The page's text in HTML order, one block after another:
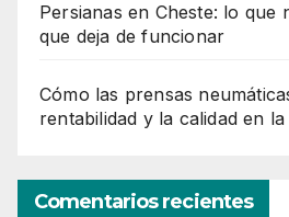
Persianas en Cheste: lo que
que deja de funcionar
Cómo las prensas
rentabilidad y la calidad en
Comentarios recientes